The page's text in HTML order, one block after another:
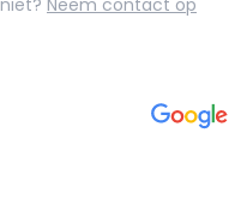
Neem contact op